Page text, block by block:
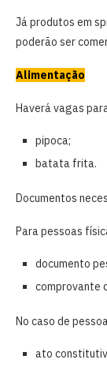
Já produtos em
poderão ser
Alimentação
Haverá vagas
pipoca;
batata frita.
Documentos
Para pessoas
documento
comprovante
No caso de
ato